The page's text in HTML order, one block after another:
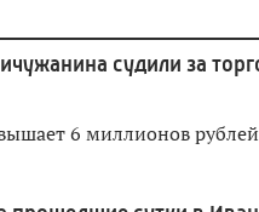
судили за
6 миллионов рублей